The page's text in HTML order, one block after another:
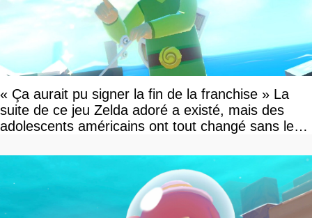
« Ça aurait pu signer la fin de la franchise » La
suite de ce jeu Zelda adoré a existé, mais des
adolescents américains ont tout changé sans le